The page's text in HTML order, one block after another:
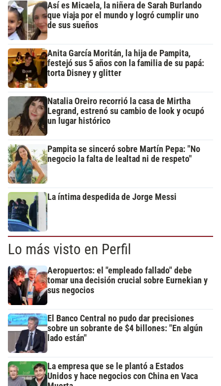
Así es Micaela, la niñera de Sarah Burlando
que viaja por el mundo y logró cumplir uno
de sus sueños
Anita García Moritán, la hija de Pampita,
festejó sus 5 años con la familia de su papá:
torta Disney y glitter
Natalia Oreiro recorrió la casa de Mirtha
Legrand, estrenó su cambio de look y ocupó
un lugar histórico
Pampita se sinceró sobre Martín Pepa: "No
negocio la falta de lealtad ni de respeto"
La íntima despedida de Jorge Messi
Lo más visto en Perfil
Aeropuertos: el "empleado fallado" debe
tomar una decisión crucial sobre Eurnekian y
sus negocios
El Banco Central no pudo dar precisiones
sobre un sobrante de $4 billones: "En algún
lado están"
La empresa que se le plantó a Estados
Unidos y hace negocios con China en Vaca